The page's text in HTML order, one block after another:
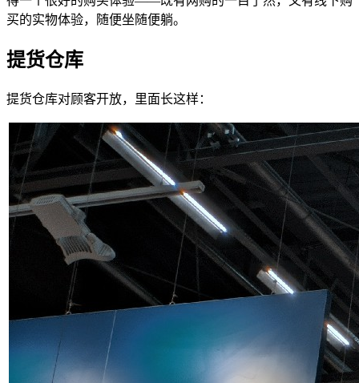
买的实物体验，随便坐随便躺。
提货仓库
提货仓库对顾客开放，里面长这样：